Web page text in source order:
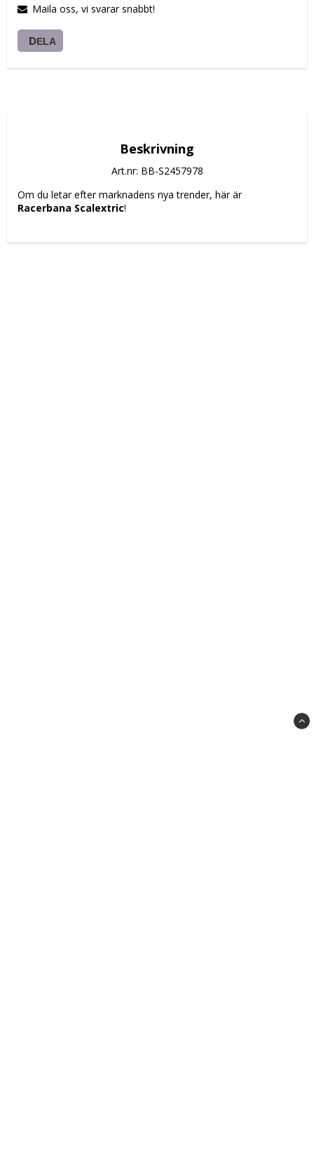
Maila oss, vi svarar snabbt!
DELA
Beskrivning
Art.nr: BB-S2457978
Om du letar efter marknadens nya trender, här är
Racerbana Scalextric!